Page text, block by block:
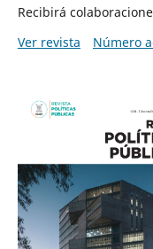
Recibirá
Ver revista
Número